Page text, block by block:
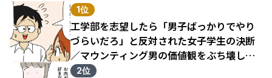
1位
工学部を志望したら「男子ばっかりでやり
づらいだろ」と反対された女子学生の決断
／マウンティング男の価値観をぶち壊した
結果（1）
2位